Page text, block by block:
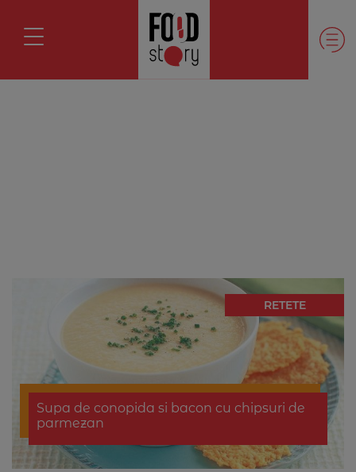
RETETE
Supa de conopida si bacon cu chipsuri de
parmezan